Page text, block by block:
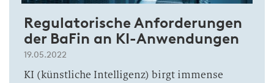
Regulatorische Anforderungen
der BaFin an KI-Anwendungen
19.05.2022
KI (künstliche Intelligenz) birgt immense